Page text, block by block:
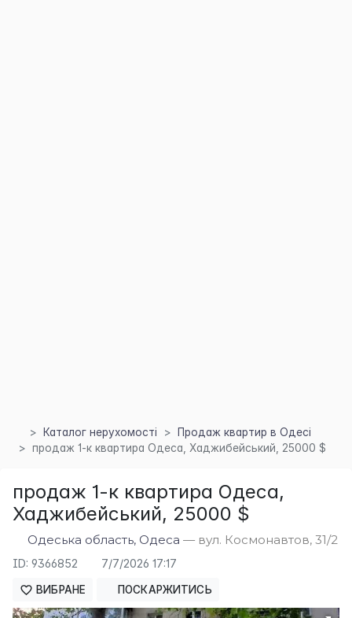
Каталог нерухомості
Продаж квартир в Одесі
продаж 1-к квартира Одеса, Хаджибейський, 25000 $
продаж 1-к квартира Одеса,
Хаджибейський, 25000 $
Одеська область, Одеса — вул. Космонавтов, 31/2
ID: 9366852 7/7/2026 17:17
ВИБРАНЕ ПОСКАРЖИТИСЬ